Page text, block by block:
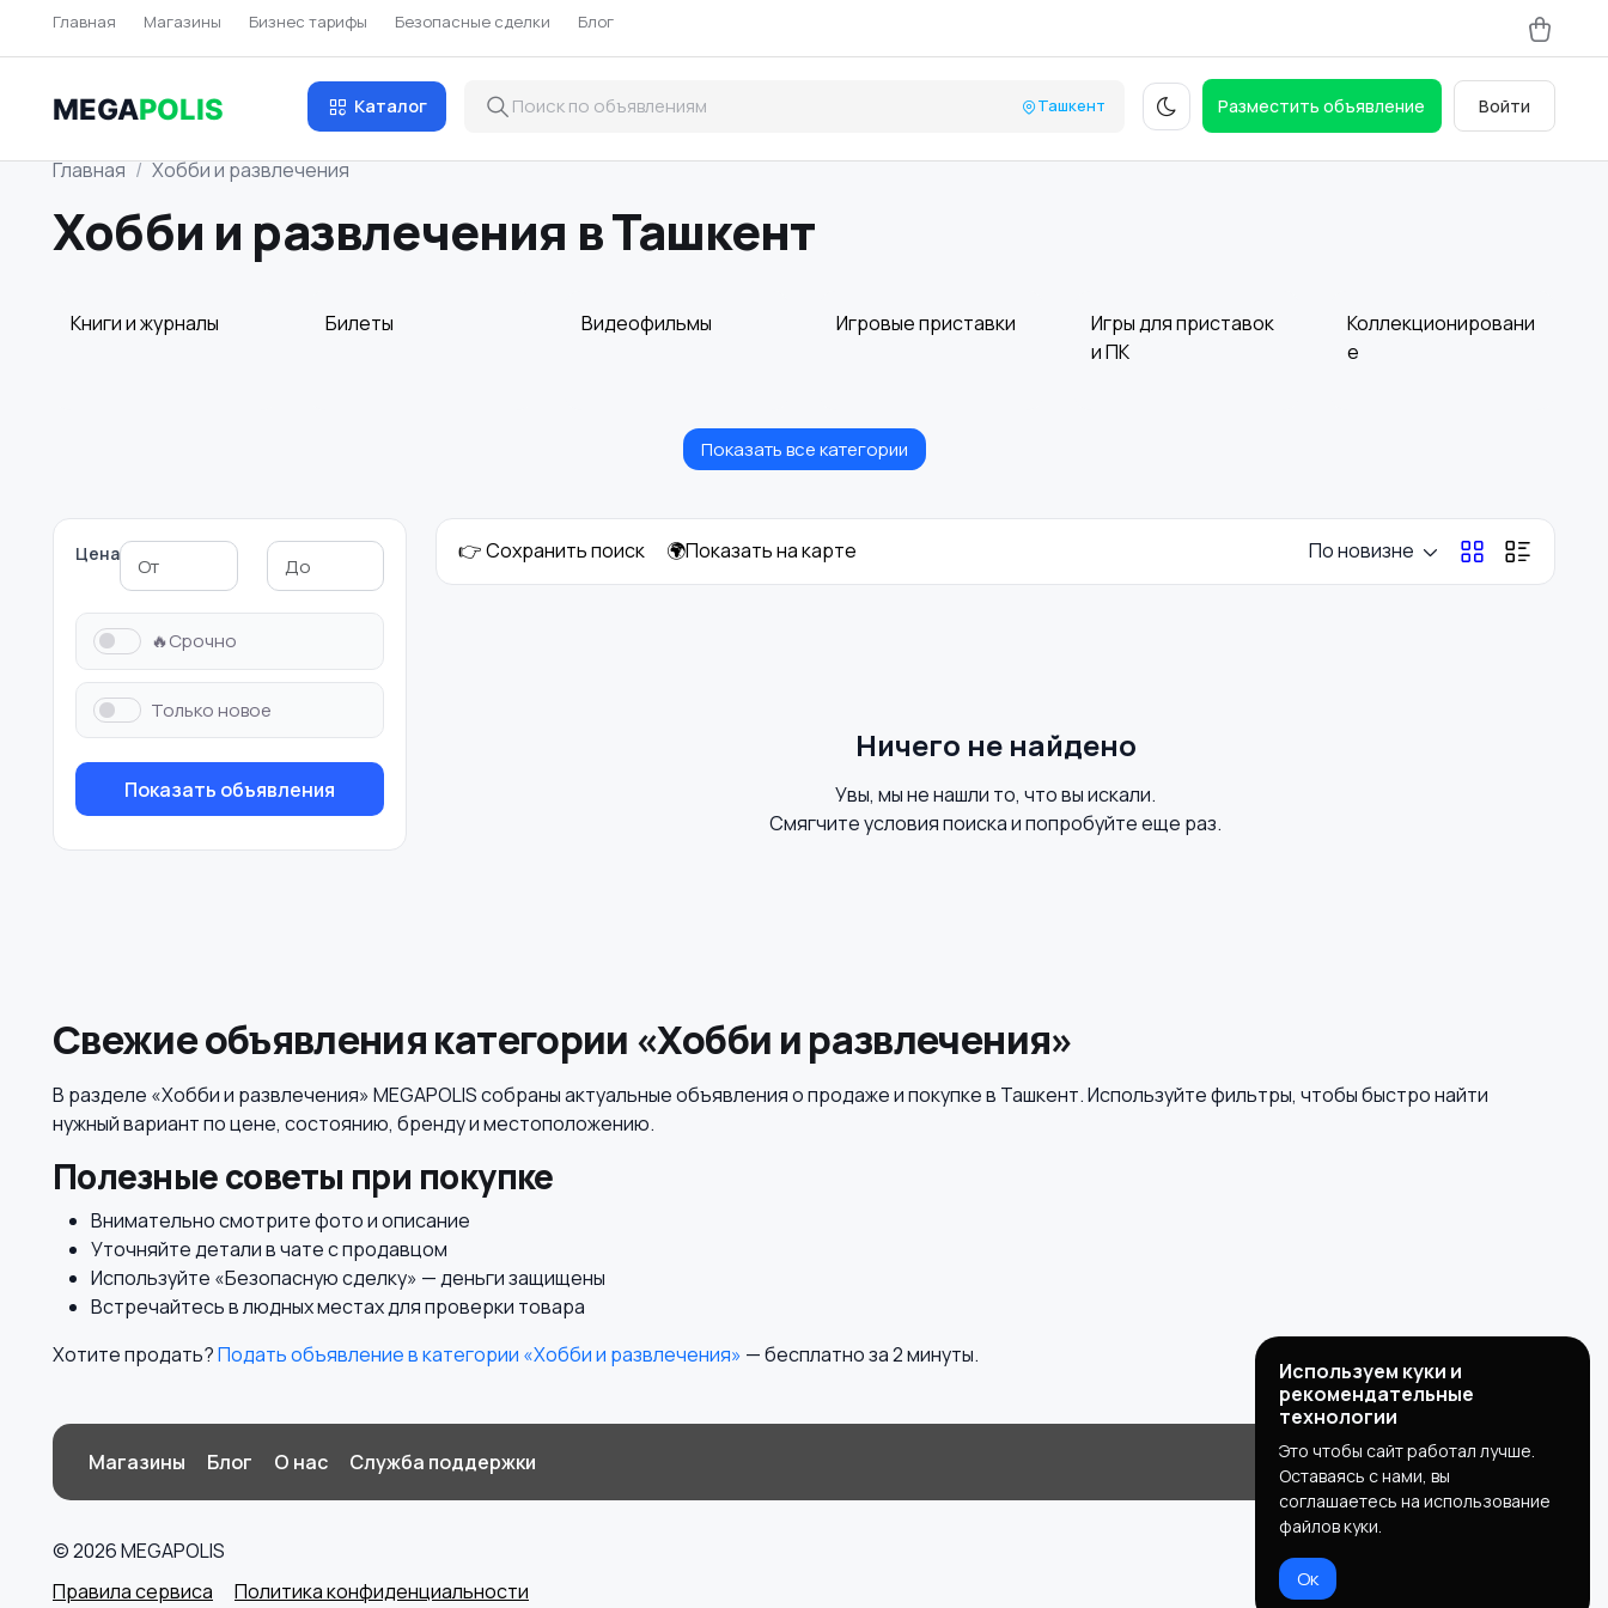
Главная Магазины Бизнес тарифы Безопасные сделки Блог
MEGAPOLIS Каталог Ташкент Разместить объявление Войти
Главная Хобби и развлечения
Хобби и развлечения в Ташкент
Книги и журналы Билеты Видеофильмы Игровые приставки
Игры для приставок
и ПК
Коллекционировани
е
Музыкальные
Настольные игры
Показать все категории
Цена
🔥Срочно
Только новое
Показать объявления
👉 Сохранить поиск 🌍Показать на карте По новизне
Ничего не найдено
Увы, мы не нашли то, что вы искали.
Смягчите условия поиска и попробуйте еще раз.
Свежие объявления категории «Хобби и развлечения»
В разделе «Хобби и развлечения» MEGAPOLIS собраны актуальные объявления о продаже и покупке в Ташкент. Используйте фильтры, чтобы быстро найти
нужный вариант по цене, состоянию, бренду и местоположению.
Полезные советы при покупке
Внимательно смотрите фото и описание
Уточняйте детали в чате с продавцом
Используйте «Безопасную сделку» — деньги защищены
Встречайтесь в людных местах для проверки товара
Хотите продать?Подать объявление в категории «Хобби и развлечения» — бесплатно за 2 минуты.
Магазины Блог О нас Служба поддержки
© 2026 MEGAPOLIS
Правила сервиса
Политика конфиденциальности
Используем куки и
рекомендательные
технологии
Это чтобы сайт работал лучше.
Оставаясь с нами, вы
соглашаетесь на использование
файлов куки.
Ок